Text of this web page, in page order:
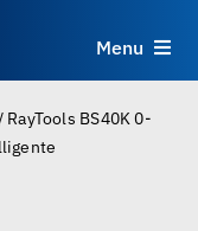
Menu
RayTools BS40K 0-